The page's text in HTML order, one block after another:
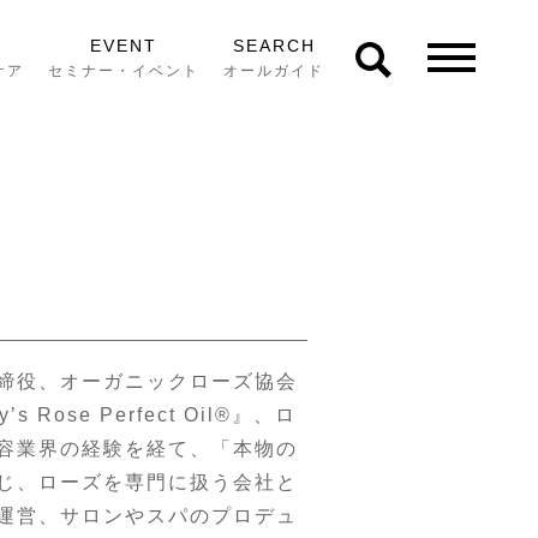
ア
EVENT
セミナー・イベント
SEARCH
オールガイド
役、オーガニックローズ協会
Rose Perfect Oil®』、ロ
業界の経験を経て、「本物の
、ローズを専門に扱う会社と
営、サロンやスパのプロデュ